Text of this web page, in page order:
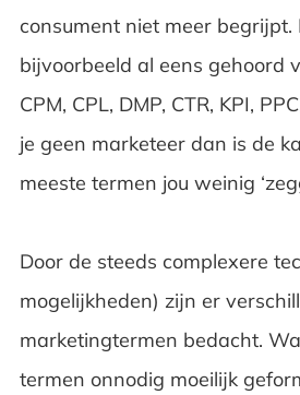
consument niet meer begrijpt.
bijvoorbeeld al eens gehoord
CPM, CPL, DMP, CTR, KPI,
je geen marketeer dan is de
meeste termen jou weinig
Door de steeds complexere
mogelijkheden) zijn er
marketingtermen bedacht.
termen onnodig moeilijk